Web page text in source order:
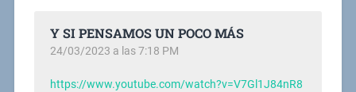
Y SI PENSAMOS UN POCO MÁS
24/03/2023 a las 7:18 PM
https://www.youtube.com/watch?v=V7Gl1J84nR8